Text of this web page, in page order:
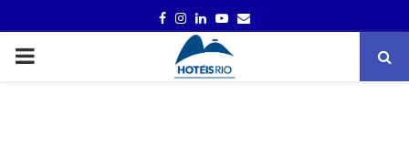
FACEBOOK
INSTAGRAM
LINKEDINYOUTUBE
EMAIL
PRIMARY